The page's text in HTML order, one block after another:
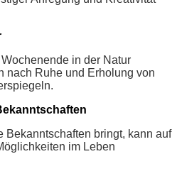
in der Natur
nach Ruhe und Erholung von
Bekanntschaften bringt, kann auf
im Leben